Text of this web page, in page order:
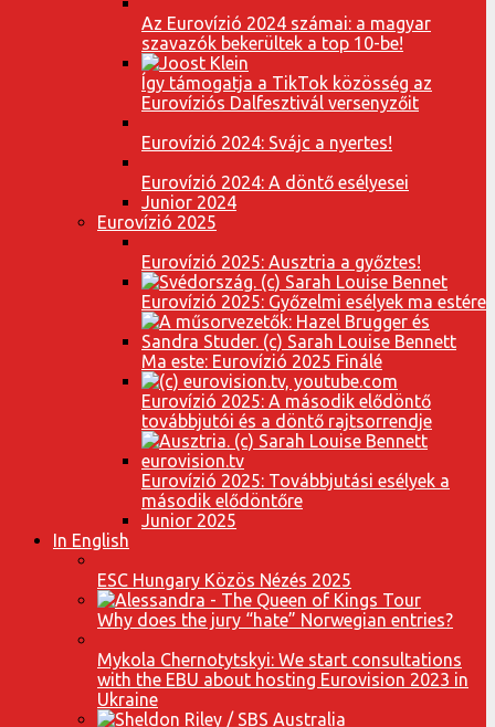
Az Eurovízió 2024 számai: a magyar
szavazók bekerültek a top 10-be!
Így támogatja a TikTok közösség az
Eurovíziós Dalfesztivál versenyzőit
Eurovízió 2024: Svájc a nyertes!
Eurovízió 2024: A döntő esélyesei
Junior 2024
Eurovízió 2025
Eurovízió 2025: Ausztria a győztes!
Eurovízió 2025: Győzelmi esélyek ma estére
Ma este: Eurovízió 2025 Finálé
Eurovízió 2025: A második elődöntő
továbbjutói és a döntő rajtsorrendje
Eurovízió 2025: Továbbjutási esélyek a
második elődöntőre
Junior 2025
In English
ESC Hungary Közös Nézés 2025
Why does the jury “hate” Norwegian entries?
Mykola Chernotytskyi: We start consultations
with the EBU about hosting Eurovision 2023 in
Ukraine